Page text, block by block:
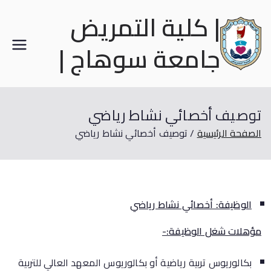
| كلية التمريض
جامعة سوهاج |
توصيف أخصائي نشاط رياضي
الصفحة الرئيسية توصيف أخصائي نشاط رياضي
الوظيفة: أخصائي نشاط رياضي
مؤهلات شغل الوظيفة:-
بكالوريوس تربية رياضية أو بكالوريوس المعهد العالي للتربية